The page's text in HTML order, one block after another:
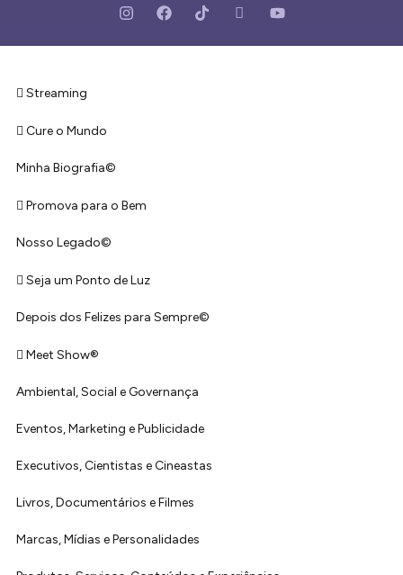
Streaming
Cure o Mundo
Minha Biografia©
Promova para o Bem
Nosso Legado©
Seja um Ponto de Luz
Depois dos Felizes para Sempre©️
Meet Show®
Ambiental, Social e Governança
Eventos, Marketing e Publicidade
Executivos, Cientistas e Cineastas
⁠Livros, Documentários e Filmes
Marcas, Mídias e Personalidades